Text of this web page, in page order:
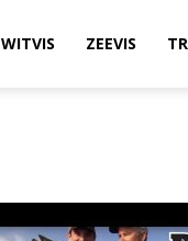
WITVIS ZEEVIS